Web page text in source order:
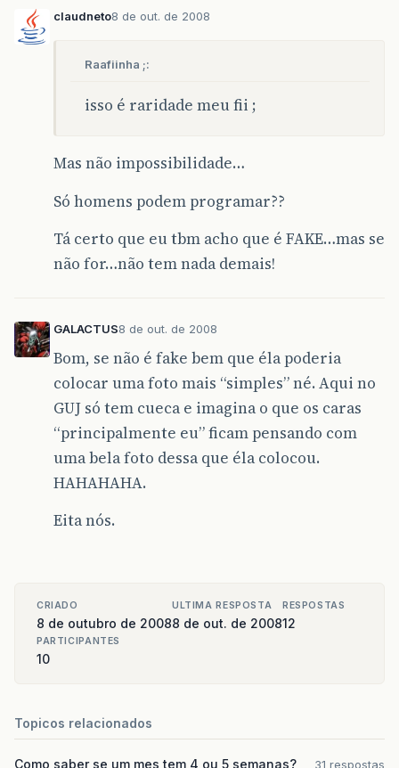
claudneto8 de out. de 2008
Raafiinha ;:
isso é raridade meu fii ;
Mas não impossibilidade…
Só homens podem programar??
Tá certo que eu tbm acho que é FAKE…mas se
não for…não tem nada demais!
GALACTUS8 de out. de 2008
Bom, se não é fake bem que éla poderia
colocar uma foto mais “simples” né. Aqui no
GUJ só tem cueca e imagina o que os caras
“principalmente eu” ficam pensando com
uma bela foto dessa que éla colocou.
HAHAHAHA.
Eita nós.
CRIADO
8 de outubro de 2008
ULTIMA RESPOSTA
8 de out. de 2008
RESPOSTAS
12
PARTICIPANTES
10
Topicos relacionados
Como saber se um mes tem 4 ou 5 semanas?
31 respostas